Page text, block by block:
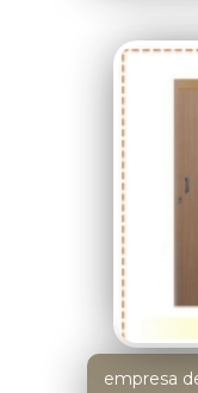
empresa